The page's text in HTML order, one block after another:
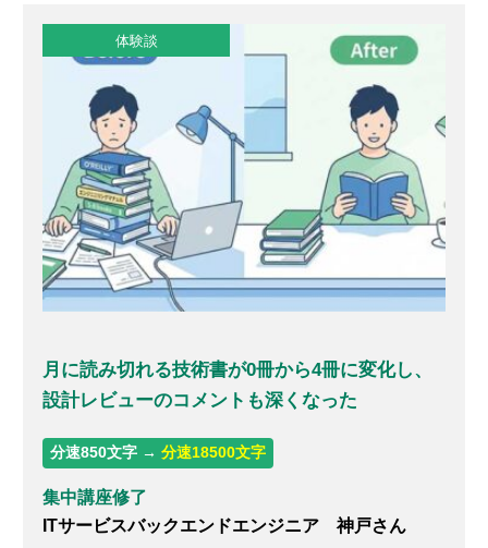
体験談
月に読み切れる技術書が0冊から4冊に変化し、
設計レビューのコメントも深くなった
分速850文字 →分速18500文字
集中講座修了
ITサービスバックエンドエンジニア 神戸さん